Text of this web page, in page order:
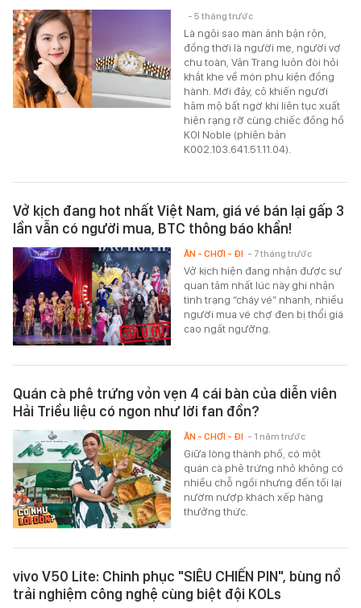
Là ngôi sao màn ảnh bận rộn,
đồng thời là người mẹ, người vợ
chu toàn, Vân Trang luôn đòi hỏi
khắt khe về món phụ kiện đồng
hành. Mới đây, cô khiến người
hâm mộ bất ngờ khi liên tục xuất
hiện rạng rỡ cùng chiếc đồng hồ
KOI Noble (phiên bản
K002.103.641.51.11.04).
- 5 tháng trước
Vở kịch đang hot nhất Việt Nam, giá vé bán lại gấp 3
lần vẫn có người mua, BTC thông báo khẩn!
Vở kịch hiện đang nhận được sự
quan tâm nhất lúc này ghi nhận
tình trạng “cháy vé” nhanh, nhiều
người mua vé chợ đen bị thổi giá
cao ngất ngưỡng.
ĂN - CHƠI - ĐI - 7 tháng trước
Quán cà phê trứng vỏn vẹn 4 cái bàn của diễn viên
Hải Triều liệu có ngon như lời fan đồn?
Giữa lòng thành phố, có một
quán cà phê trứng nhỏ không có
nhiều chỗ ngồi nhưng đến tối lại
nườm nượp khách xếp hàng
thưởng thức.
ĂN - CHƠI - ĐI - 1 năm trước
vivo V50 Lite: Chinh phục "SIÊU CHIẾN PIN", bùng nổ
trải nghiệm công nghệ cùng biệt đội KOLs